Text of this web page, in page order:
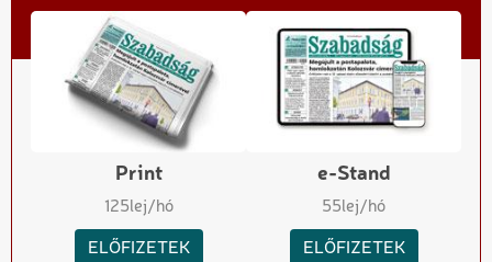
Print
125lej/hó
ELŐFIZETEK
e-Stand
55lej/hó
ELŐFIZETEK